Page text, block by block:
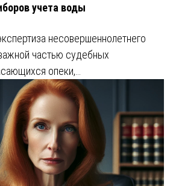
учета воды
несовершеннолетнего
частью судебных
опеки,…